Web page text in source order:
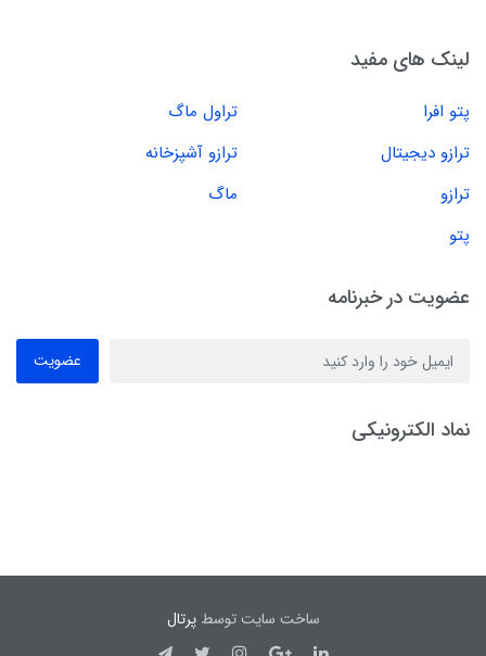
لینک های مفید
پتو افرا
تراول ماگ
ترازو دیجیتال
ترازو آشپزخانه
ترازو
ماگ
پتو
عضویت در خبرنامه
عضویت
نماد الکترونیکی
ساخت سایت توسطپرتال